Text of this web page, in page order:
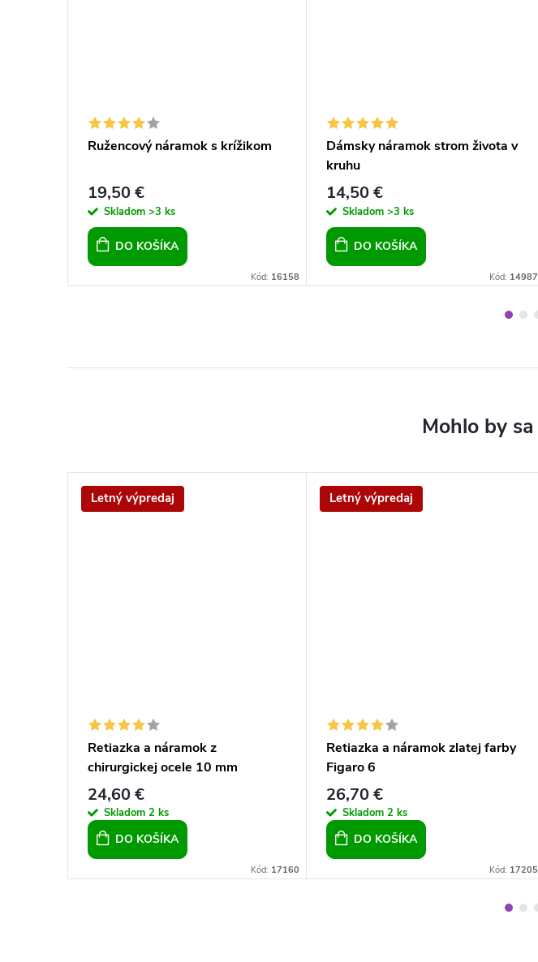
Ružencový náramok s krížikom
19,50 €
Skladom >3 ks
DO KOŠÍKA
Kód: 16158
Dámsky náramok strom života v
kruhu
14,50 €
Skladom >3 ks
DO KOŠÍKA
Kód: 14987
Letný výpredaj
Retiazka a náramok z
chirurgickej ocele 10 mm
24,60 €
Skladom 2 ks
DO KOŠÍKA
Kód: 17160
Letný výpredaj
Retiazka a náramok zlatej farby
Figaro 6
26,70 €
Skladom 2 ks
DO KOŠÍKA
Kód: 17205